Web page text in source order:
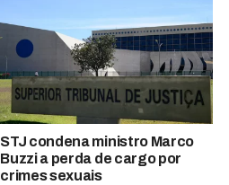
STJ condena ministro Marco
Buzzi a perda de cargo por
crimes sexuais